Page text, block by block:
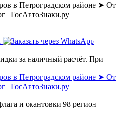
за наличный расчёт. При